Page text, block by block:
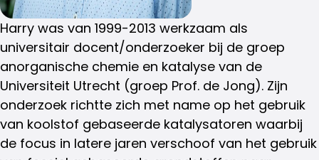
Harry was van 1999-2013 werkzaam als
universitair docent/onderzoeker bij de groep
anorganische chemie en katalyse van de
Universiteit Utrecht (groep Prof. de Jong). Zijn
onderzoek richtte zich met name op het gebruik
van koolstof gebaseerde katalysatoren waarbij
de focus in latere jaren verschoof van het gebruik